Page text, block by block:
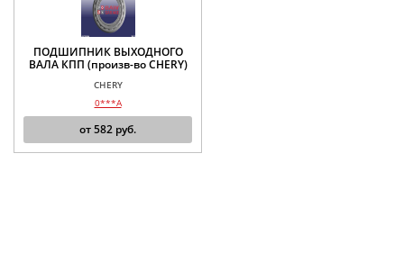
ПОДШИПНИК ВЫХОДНОГО
ВАЛА КПП (произв-во CHERY)
CHERY
0***A
от582 руб.